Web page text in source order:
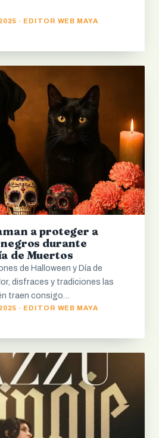
· EDITOR WEB MAYA
a proteger a
durante
de Muertos
de Halloween y Día de
disfraces y tradiciones las
traen consigo…
· EDITOR WEB MAYA